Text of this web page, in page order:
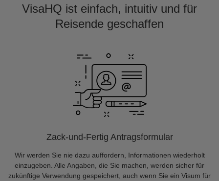
VisaHQ ist einfach, intuitiv und für
Reisende geschaffen
Zack-und-Fertig Antragsformular
Wir werden Sie nie dazu auffordern, Informationen wiederholt
einzugeben. Alle Angaben, die Sie machen, werden sicher für
zukünftige Verwendung gespeichert, auch wenn Sie ein Visum für